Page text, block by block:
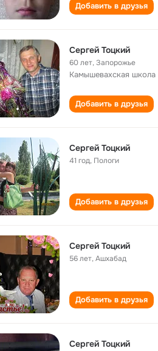
Добавить в друзья
Сергей Тоцкий
60 лет,Запорожье
Камышевахская школа
Добавить в друзья
Сергей Тоцкий
41 год, Пологи
Добавить в друзья
Сергей Тоцкий
56 лет,Ашхабад
Добавить в друзья
Сергей Тоцкий